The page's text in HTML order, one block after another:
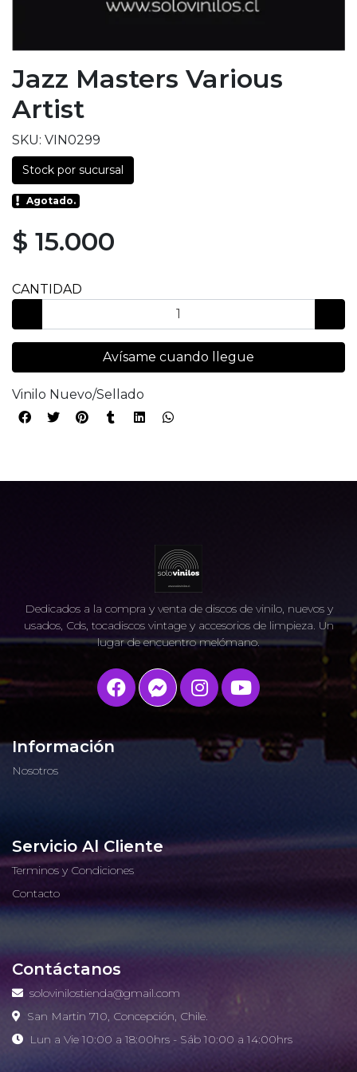
Jazz Masters Various
Artist
SKU: VIN0299
Stock por sucursal
Agotado.
$ 15.000
CANTIDAD
Avísame cuando llegue
Vinilo Nuevo/Sellado
Dedicados a la compra y venta de discos de vinilo, nuevos y
usados, Cds, tocadiscos vintage y accesorios de limpieza. Un
lugar de encuentro melómano.
Información
Nosotros
Servicio Al Cliente
Terminos y Condiciones
Contacto
Contáctanos
solovinilostienda@gmail.com
San Martin 710, Concepción, Chile.
Lun a Vie 10:00 a 18:00hrs - Sáb 10:00 a 14:00hrs